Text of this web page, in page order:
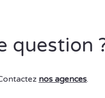
question
nos agences.